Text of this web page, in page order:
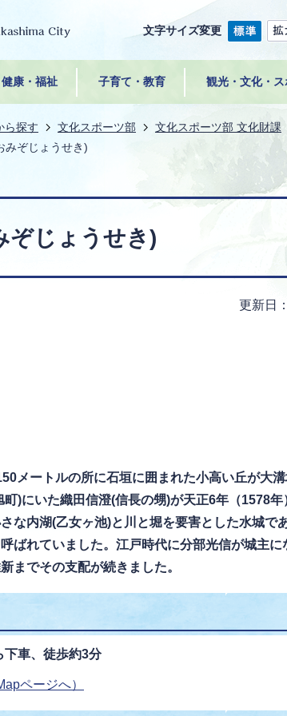
文字サイズ変更
健康・福祉 子育て・教育 観光・文化・ス
ら探す 文化スポーツ部 文化スポーツ部 文化財課
みぞじょうせき)
ぞじょうせき)
更新日
メートルの所に石垣に囲まれた小高い丘が大
)にいた織田信澄(信長の甥)が天正6年（1578
な内湖(乙女ヶ池)と川と堀を要害とした水城で
ばれていました。江戸時代に分部光信が城主
までその支配が続きました。
下車、徒歩約3分
ページへ）